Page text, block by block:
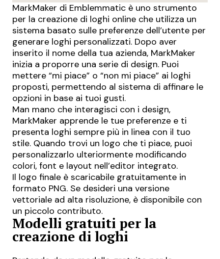
MarkMaker di Emblemmatic è uno strumento
per la creazione di loghi online che utilizza un
sistema basato sulle preferenze dell’utente per
generare loghi personalizzati. Dopo aver
inserito il nome della tua azienda, MarkMaker
inizia a proporre una serie di design. Puoi
mettere “mi piace” o “non mi piace” ai loghi
proposti, permettendo al sistema di affinare le
opzioni in base ai tuoi gusti.
Man mano che interagisci con i design,
MarkMaker apprende le tue preferenze e ti
presenta loghi sempre più in linea con il tuo
stile. Quando trovi un logo che ti piace, puoi
personalizzarlo ulteriormente modificando
colori, font e layout nell’editor integrato.
Il logo finale è scaricabile gratuitamente in
formato PNG. Se desideri una versione
vettoriale ad alta risoluzione, è disponibile con
un piccolo contributo.
Modelli gratuiti per la
creazione di loghi